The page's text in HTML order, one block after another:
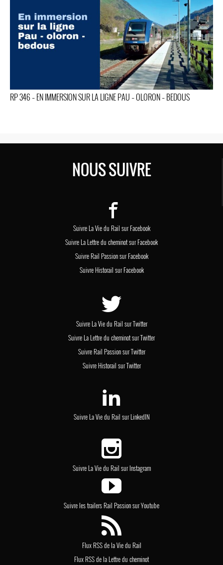
RP 346 – EN IMMERSION SUR LA LIGNE PAU – OLORON – BEDOUS
NOUS SUIVRE
Suivre La Vie du Rail sur Facebook
Suivre La Lettre du cheminot sur Facebook
Suivre Rail Passion sur Facebook
Suivre Historail sur Facebook
Suivre La Vie du Rail sur Twitter
Suivre La Lettre du cheminot sur Twitter
Suivre Rail Passion sur Twitter
Suivre Historail sur Twitter
Suivre La Vie du Rail sur LinkedIN
Suivre La Vie du Rail sur Instagram
Suivre les trailers Rail Passion sur Youtube
Flux RSS de la Vie du Rail
Flux RSS de la Lettre du cheminot